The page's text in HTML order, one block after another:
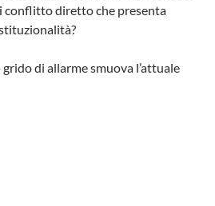
conflitto diretto che presenta
di allarme smuova l’attuale